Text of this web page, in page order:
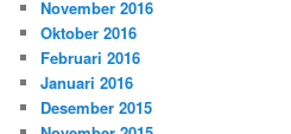
November 2016
Oktober 2016
Februari 2016
Januari 2016
Desember 2015